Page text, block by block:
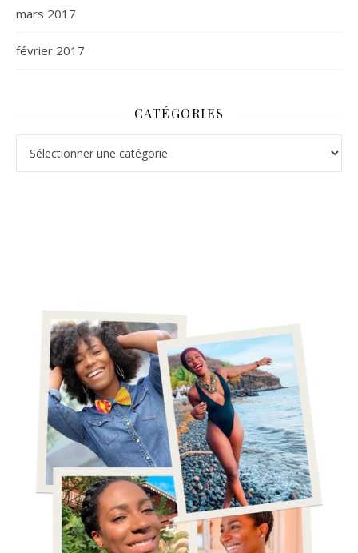
mars 2017
février 2017
CATÉGORIES